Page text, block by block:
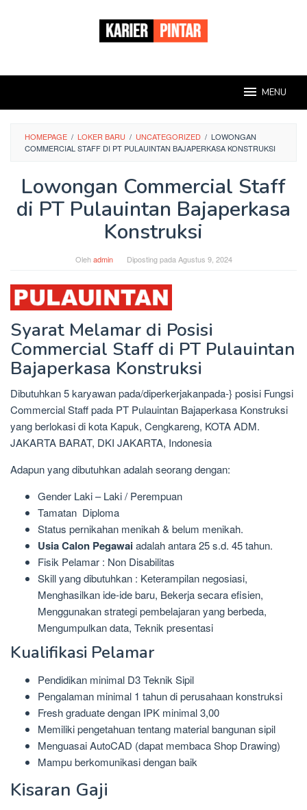
MENU
HOMEPAGE / LOKER BARU / UNCATEGORIZED / LOWONGAN
COMMERCIAL STAFF DI PT PULAUINTAN BAJAPERKASA KONSTRUKSI
Lowongan Commercial Staff
di PT Pulauintan Bajaperkasa
Konstruksi
Olehadmin Diposting pada Agustus 9, 2024
Syarat Melamar di Posisi
Commercial Staff di PT Pulauintan
Bajaperkasa Konstruksi
Dibutuhkan 5 karyawan pada/diperkerjakanpada-} posisi Fungsi
Commercial Staff pada PT Pulauintan Bajaperkasa Konstruksi
yang berlokasi di kota Kapuk, Cengkareng, KOTA ADM.
JAKARTA BARAT, DKI JAKARTA, Indonesia
Adapun yang dibutuhkan adalah seorang dengan:
Gender Laki – Laki / Perempuan
Tamatan Diploma
Status pernikahan menikah & belum menikah.
Usia Calon Pegawaiadalah antara 25 s.d. 45 tahun.
Fisik Pelamar : Non Disabilitas
Skill yang dibutuhkan : Keterampilan negosiasi,
Menghasilkan ide-ide baru, Bekerja secara efisien,
Menggunakan strategi pembelajaran yang berbeda,
Mengumpulkan data, Teknik presentasi
Kualifikasi Pelamar
Pendidikan minimal D3 Teknik Sipil
Pengalaman minimal 1 tahun di perusahaan konstruksi
Fresh graduate dengan IPK minimal 3,00
Memiliki pengetahuan tentang material bangunan sipil
Menguasai AutoCAD (dapat membaca Shop Drawing)
Mampu berkomunikasi dengan baik
Kisaran Gaji